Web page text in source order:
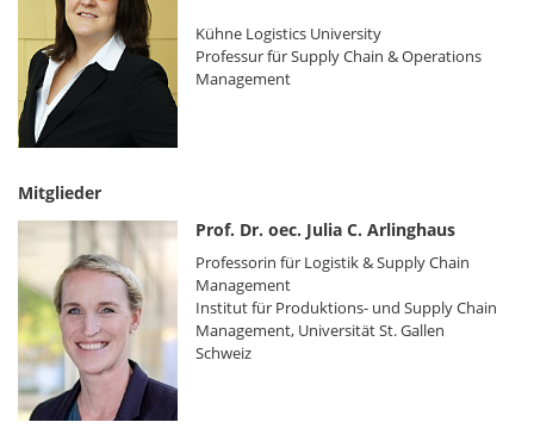
Kühne Logistics University
Professur für Supply Chain & Operations
Management
Mitglieder
Prof. Dr. oec. Julia C. Arlinghaus
Professorin für Logistik & Supply Chain
Management
Institut für Produktions- und Supply Chain
Management, Universität St. Gallen
Schweiz